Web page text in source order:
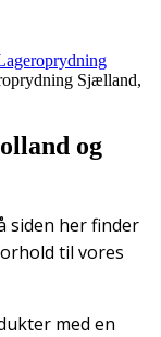
Sjælland,
og
siden her finder
til vores
med en